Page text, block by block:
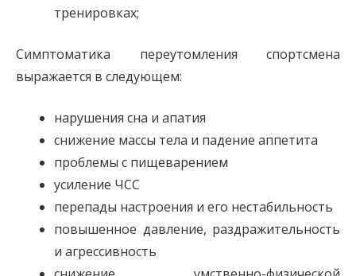
тренировках;
Симптоматика переутомления спортсмена
выражается в следующем:
нарушения сна и апатия
снижение массы тела и падение аппетита
проблемы с пищеварением
усиление ЧСС
перепады настроения и его нестабильность
повышенное давление, раздражительность
и агрессивность